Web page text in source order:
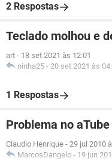
2 Respostas
Teclado molhou e
art - 18 set 2021 às 12:01
ninha25 - 20 set 2021 às
1 Respostas
Problema no
Claudio Henrique - 29 jul 2010
MarcosDangelo - 19 jun